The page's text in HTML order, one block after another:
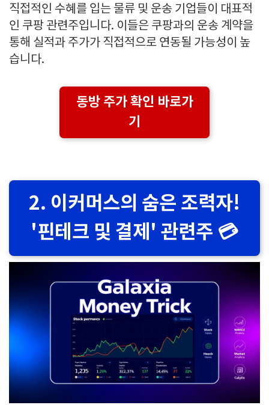
직접적인 수혜를 입는 물류 및 운송 기업들이 대표적
인 쿠팡 관련주입니다. 이들은 쿠팡과의 운송 계약을
통해 실적과 주가가 직접적으로 연동될 가능성이 높
습니다.
동방 주가 확인 바로가
기
2. 이커머스의 숨은 조력자!
'핀테크 및 결제' 관련주 💳